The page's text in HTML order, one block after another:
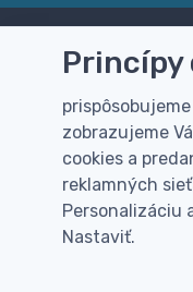
100 EUR
Princípy
zobrazujeme
cookies a
reklamných
Personalizáciu
Nastaviť.